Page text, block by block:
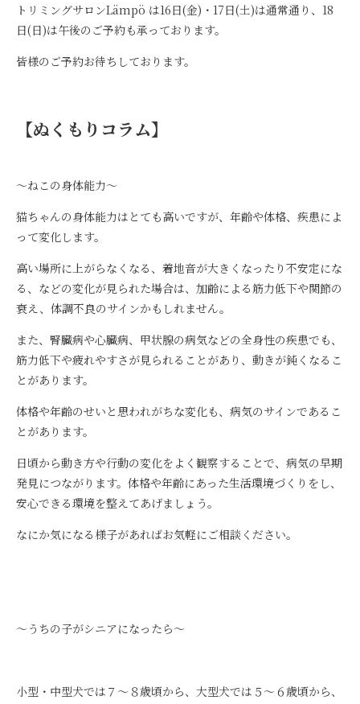
トリミングサロンLämpö は16日(金)・17日(土)は通常通り、18
日(日)は午後のご予約も承っております。
皆様のご予約お待ちしております。
【ぬくもりコラム】
～ねこの身体能力～
猫ちゃんの身体能力はとても高いですが、年齢や体格、疾患によ
って変化します。
高い場所に上がらなくなる、着地音が大きくなったり不安定にな
る、などの変化が見られた場合は、加齢による筋力低下や関節の
衰え、体調不良のサインかもしれません。
また、腎臓病や心臓病、甲状腺の病気などの全身性の疾患でも、
筋力低下や疲れやすさが見られることがあり、動きが鈍くなるこ
とがあります。
体格や年齢のせいと思われがちな変化も、病気のサインであるこ
とがあります。
日頃から動き方や行動の変化をよく観察することで、病気の早期
発見につながります。体格や年齢にあった生活環境づくりをし、
安心できる環境を整えてあげましょう。
なにか気になる様子があればお気軽にご相談ください。
～うちの子がシニアになったら～
小型・中型犬では７～８歳頃から、大型犬では５～６歳頃から、